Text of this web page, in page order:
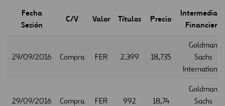
Fecha
Sesión
C/V Valor Títulos Precio
Financiero
29/09/2016 Compra FER 2.399 18,735
Goldman
Sachs
International
29/09/2016 Compra FER 992 18,74
Goldman
Sachs